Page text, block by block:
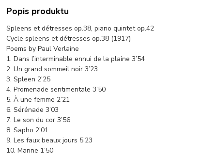
Popis produktu
Spleens et détresses op.38, piano quintet op.42
Cycle spleens et détresses op.38 (1917)
Poems by Paul Verlaine
1. Dans l’interminable ennui de la plaine 3’54
2. Un grand sommeil noir 3’23
3. Spleen 2’25
4. Promenade sentimentale 3’50
5. À une femme 2’21
6. Sérénade 3’03
7. Le son du cor 3’56
8. Sapho 2’01
9. Les faux beaux jours 5’23
10. Marine 1’50